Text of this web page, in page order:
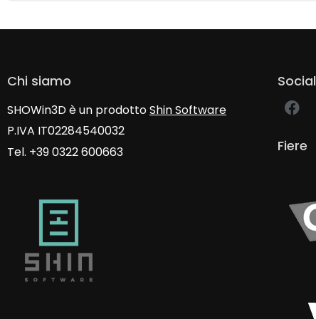
Chi siamo
SHOWin3D è un prodottoShin Software
P.IVA IT02284540032
Tel. +39 0322 600663
Social
Fiere